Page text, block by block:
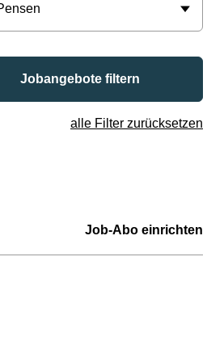
Jobangebote filtern
alle Filter zurücksetzen
Job-Abo einrichten